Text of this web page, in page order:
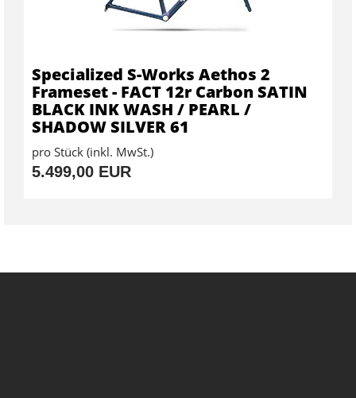
Specialized S-Works Aethos 2
Frameset - FACT 12r Carbon SATIN
BLACK INK WASH / PEARL /
SHADOW SILVER 61
pro Stück (inkl. MwSt.)
5.499,00 EUR